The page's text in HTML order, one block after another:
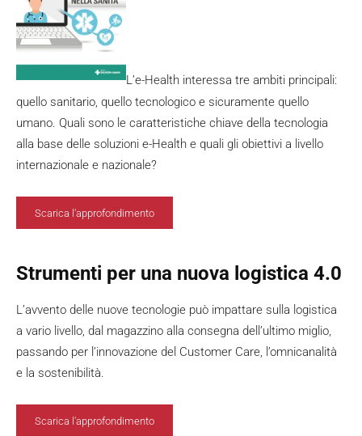
L’e-Health interessa tre ambiti principali:
quello sanitario, quello tecnologico e sicuramente quello
umano. Quali sono le caratteristiche chiave della tecnologia
alla base delle soluzioni e-Health e quali gli obiettivi a livello
internazionale e nazionale?
Scarica l'approfondimento
Strumenti per una nuova logistica 4.0
L’avvento delle nuove tecnologie può impattare sulla logistica
a vario livello, dal magazzino alla consegna dell’ultimo miglio,
passando per l’innovazione del Customer Care, l’omnicanalità
e la sostenibilità.
Scarica l'approfondimento